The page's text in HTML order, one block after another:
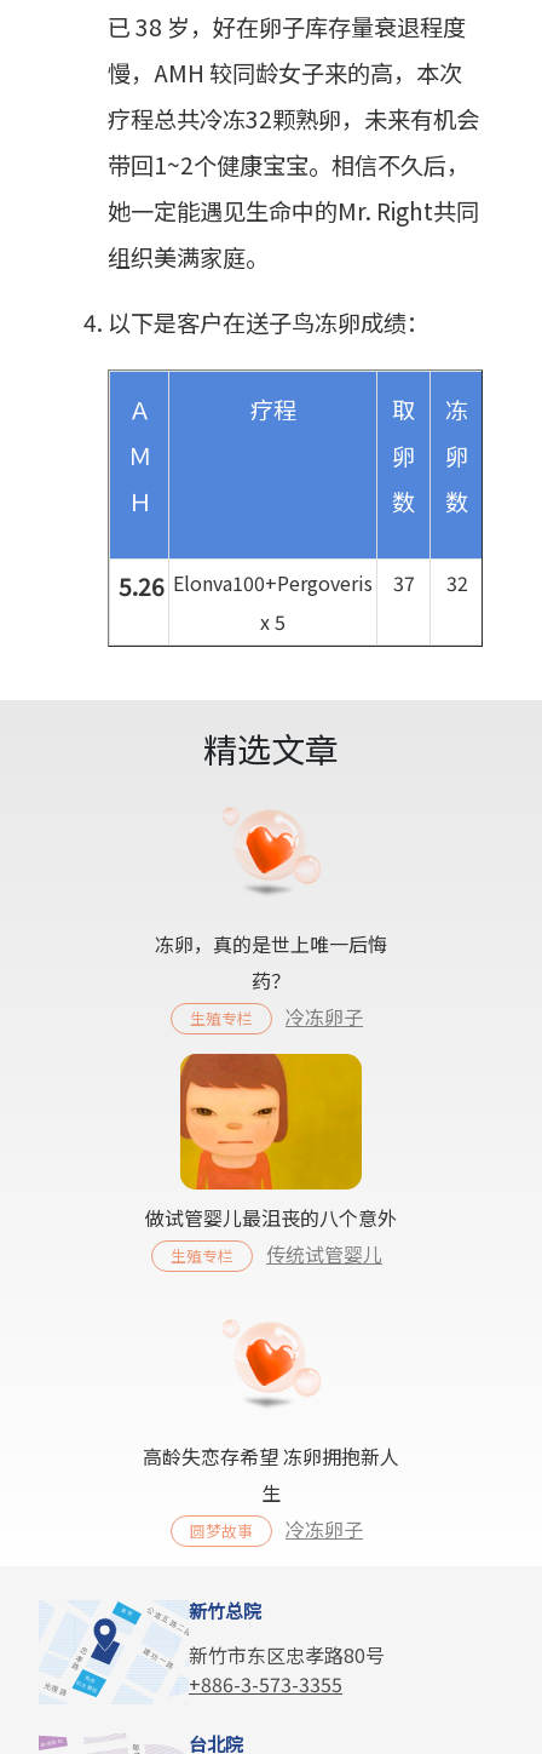
已 38 岁，好在卵子库存量衰退程度
慢，AMH 较同龄女子来的高，本次
疗程总共冷冻32颗熟卵，未来有机会
带回1~2个健康宝宝。相信不久后，
她一定能遇见生命中的Mr. Right共同
组织美满家庭。
以下是客户在送子鸟冻卵成绩：
Ａ
Ｍ
Ｈ
疗程
取
卵
数
冻
卵
数
5.26 Elonva100+Pergoveris
x 5
37 32
精选文章
冻卵，真的是世上唯一后悔
药？
生殖专栏 冷冻卵子
做试管婴儿最沮丧的八个意外
生殖专栏 传统试管婴儿
高龄失恋存希望 冻卵拥抱新人
生
圆梦故事 冷冻卵子
新竹总院
新竹市东区忠孝路80号
+886-3-573-3355
台北院